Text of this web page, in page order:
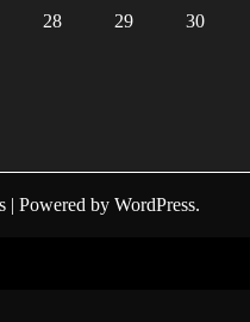
28 29
30
| Powered by WordPress.